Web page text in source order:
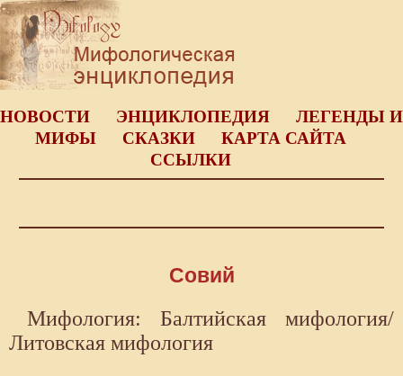
НОВОСТИ ЭНЦИКЛОПЕДИЯ
ЛЕГЕНДЫ И
МИФЫ
СКАЗКИ
КАРТА САЙТА
ССЫЛКИ
Совий
Мифология: Балтийская мифология/
Литовская мифология